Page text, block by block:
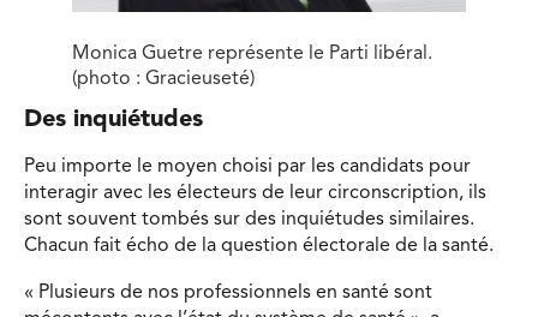
Monica Guetre représente le Parti libéral.
(photo : Gracieuseté)
Des inquiétudes
Peu importe le moyen choisi par les candidats pour
interagir avec les électeurs de leur circonscription, ils
sont souvent tombés sur des inquiétudes similaires.
Chacun fait écho de la question électorale de la santé.
« Plusieurs de nos professionnels en santé sont